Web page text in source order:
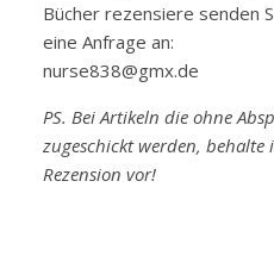
Bücher rezensiere senden
eine Anfrage an:
nurse838@gmx.de
PS. Bei Artikeln die ohne
zugeschickt werden, behalte
Rezension vor!